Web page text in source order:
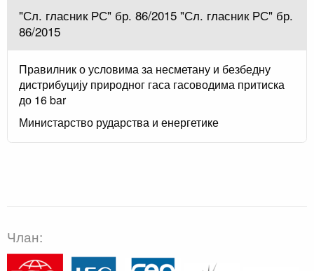
"Сл. гласник РС" бр. 86/2015 "Сл. гласник РС" бр.
86/2015
Правилник о условима за несметану и безбедну
дистрибуцију природног гаса гасоводима притиска
до 16 bar
Министарство рударства и енергетике
Члан: